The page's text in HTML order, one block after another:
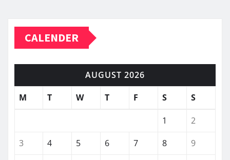
CALENDER
AUGUST 2026
M
T W T F S S
1
2
3
4 5 6 7 8 9